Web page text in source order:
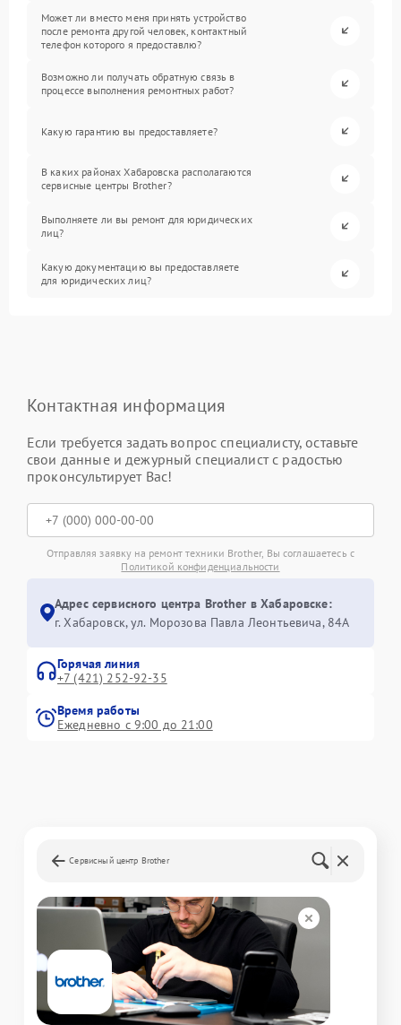
Может ли вместо меня принять устройство
после ремонта другой человек, контактный
телефон которого я предоставлю?
Возможно ли получать обратную связь в
процессе выполнения ремонтных работ?
Какую гарантию вы предоставляете?
В каких районах Хабаровска располагаются
сервисные центры Brother?
Выполняете ли вы ремонт для юридических
лиц?
Какую документацию вы предоставляете
для юридических лиц?
Контактная информация
Если требуется задать вопрос специалисту, оставьте
свои данные и дежурный специалист с радостью
проконсультирует Вас!
Отправляя заявку на ремонт техники Brother, Вы соглашаетесь с
Политикой конфиденциальности
Адрес сервисного центра Brother в Хабаровске:
г. Хабаровск, ул. Морозова Павла Леонтьевича, 84А
Горячая линия
+7 (421) 252-92-35
Время работы
Ежедневно с 9:00 до 21:00
Сервисный центр Brother